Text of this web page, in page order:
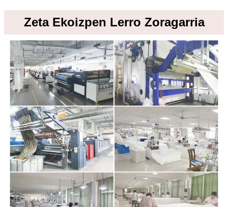
Zeta Ekoizpen Lerro Zoragarria